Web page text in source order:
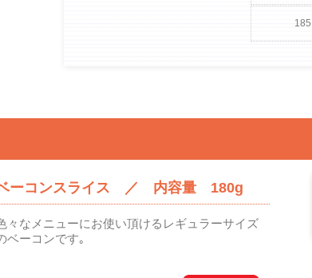
185
ーコンスライス ／ 内容量 180g
々なメニューにお使い頂けるレギュラーサイズ
ベーコンです｡